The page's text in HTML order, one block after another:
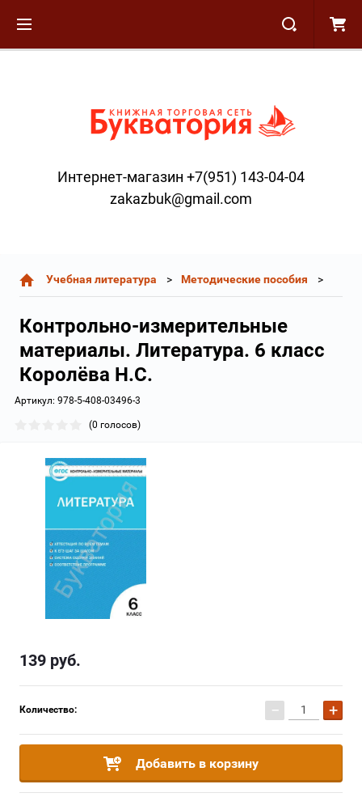
Интернет-магазин +7(951) 143-04-04
zakazbuk@gmail.com
Учебная литература Методические пособия
Контрольно-измерительные
материалы. Литература. 6 класс
Королёва Н.С.
Артикул: 978-5-408-03496-3
(0 голосов)
139 руб.
Количество: − +
Добавить в корзину